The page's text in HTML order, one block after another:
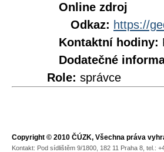
Online zdroj
Odkaz: https://
Kontaktní hodiny:
Dodatečné
Role: správce
Copyright © 2010 ČÚZK, Všechna práva
Kontakt: Pod sídlištěm 9/1800, 182 11 Praha 8, tel.: